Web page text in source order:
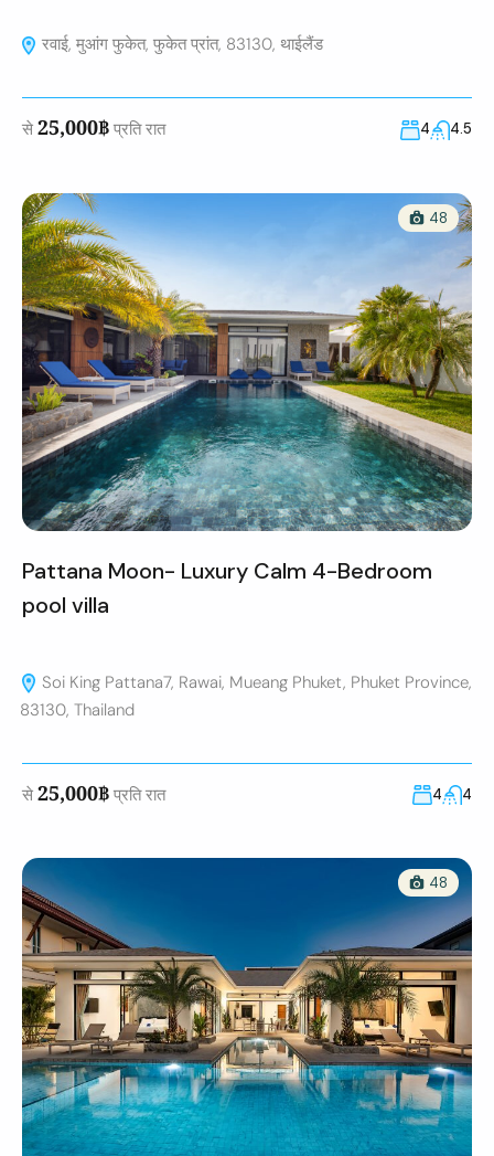
रवाई, मुआंग फुकेत, फुकेत प्रांत, 83130, थाईलैंड
से 25,000฿ प्रति रात 4 4.5
48
Pattana Moon- Luxury Calm 4-Bedroom
pool villa
Soi King Pattana7, Rawai, Mueang Phuket, Phuket Province,
83130, Thailand
से 25,000฿ प्रति रात 4 4
48